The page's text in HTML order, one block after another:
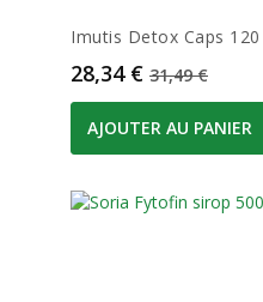
Imutis Detox Caps 120
Prix
28,34 € Prix de base
31,49 €
AJOUTER AU PANIER